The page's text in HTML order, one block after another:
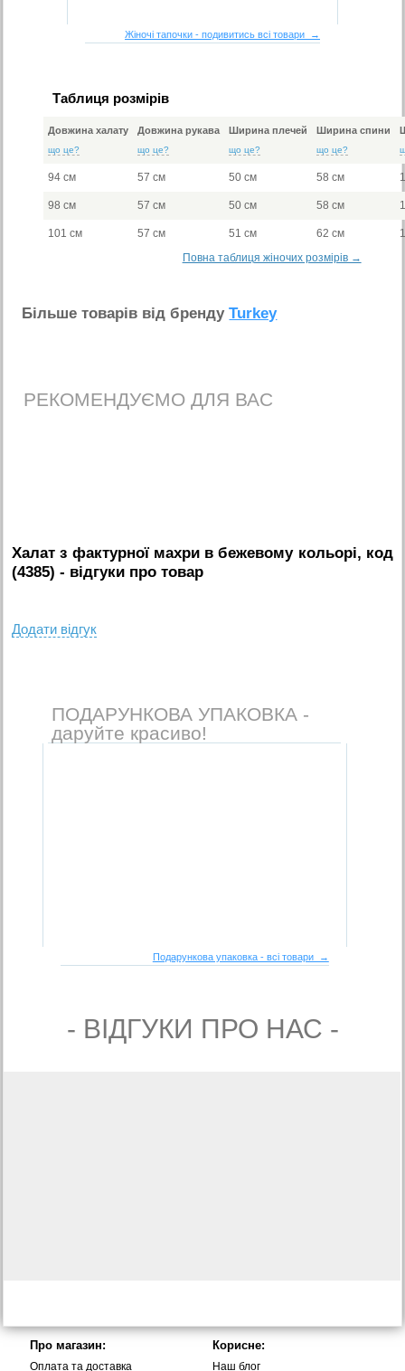
Жіночі тапочки - подивитись всі товари →
Таблиця розмірів
Довжина халату
що це?
Довжина рукава
що це?
Ширина плечей
що це?
Ширина спини
що це?
94 см 57 см 50 см 58 см
98 см 57 см 50 см 58 см
101 см 57 см 51 см 62 см
Повна таблиця жіночих розмірів →
Бiльше товарiв вiд брендуTurkey
РЕКОМЕНДУЄМО ДЛЯ ВАС
Халат з фактурної махри в бежевому кольорі, код
(4385) - вiдгуки про товар
Додати вiдгук
ПОДАРУНКОВА УПАКОВКА -
даруйте красиво!
Подарункова упаковка - всі товари →
- ВIДГУКИ ПРО НАС -
Про магазин:
Оплата та доставка
Корисне:
Наш блог